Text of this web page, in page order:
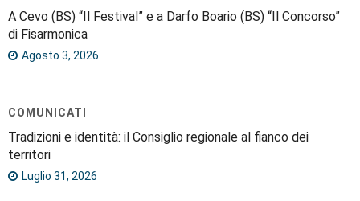
A Cevo (BS) “Il Festival” e a Darfo Boario (BS) “Il Concorso”
di Fisarmonica
Agosto 3, 2026
COMUNICATI
Tradizioni e identità: il Consiglio regionale al fianco dei
territori
Luglio 31, 2026